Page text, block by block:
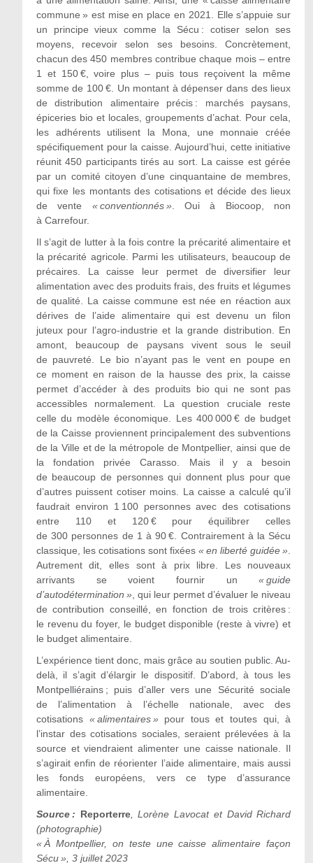
commune » est mise en place en 2021. Elle s’appuie sur
un principe vieux comme la Sécu : cotiser selon ses
moyens, recevoir selon ses besoins. Concrètement,
chacun des 450 membres contribue chaque mois – entre
1 et 150 €, voire plus – puis tous reçoivent la même
somme de 100 €. Un montant à dépenser dans des lieux
de distribution alimentaire précis : marchés paysans,
épiceries bio et locales, groupements d’achat. Pour cela,
les adhérents utilisent la Mona, une monnaie créée
spécifiquement pour la caisse. Aujourd’hui, cette initiative
réunit 450 participants tirés au sort. La caisse est gérée
par un comité citoyen d’une cinquantaine de membres,
qui fixe les montants des cotisations et décide des lieux
de vente « conventionnés » . Oui à Biocoop, non
à Carrefour.
Il s’agit de lutter à la fois contre la précarité alimentaire et
la précarité agricole. Parmi les utilisateurs, beaucoup de
précaires. La caisse leur permet de diversifier leur
alimentation avec des produits frais, des fruits et légumes
de qualité. La caisse commune est née en réaction aux
dérives de l’aide alimentaire qui est devenu un filon
juteux pour l’agro-industrie et la grande distribution. En
amont, beaucoup de paysans vivent sous le seuil
de pauvreté. Le bio n’ayant pas le vent en poupe en
ce moment en raison de la hausse des prix, la caisse
permet d’accéder à des produits bio qui ne sont pas
accessibles normalement. La question cruciale reste
celle du modèle économique. Les 400 000 € de budget
de la Caisse proviennent principalement des subventions
de la Ville et de la métropole de Montpellier, ainsi que de
la fondation privée Carasso. Mais il y a besoin
de beaucoup de personnes qui donnent plus pour que
d’autres puissent cotiser moins. La caisse a calculé qu’il
faudrait environ 1 100 personnes avec des cotisations
entre 110 et 120 € pour équilibrer celles
de 300 personnes de 1 à 90 €. Contrairement à la Sécu
classique, les cotisations sont fixées« en liberté guidée »
Autrement dit, elles sont à prix libre. Les nouveaux
arrivants se voient fournir un« guide
d’autodétermination » , qui leur permet d’évaluer le niveau
de contribution conseillé, en fonction de trois critères :
le revenu du foyer, le budget disponible (reste à vivre) et
le budget alimentaire.
L’expérience tient donc, mais grâce au soutien public. Au-
delà, il s’agit d’élargir le dispositif. D’abord, à tous les
Montpelliérains ; puis d’aller vers une Sécurité sociale
de l’alimentation à l’échelle nationale, avec des
cotisations « alimentaires » pour tous et toutes qui, à
l’instar des cotisations sociales, seraient prélevées à la
source et viendraient alimenter une caisse nationale. Il
s’agirait enfin de réorienter l’aide alimentaire, mais aussi
les fonds européens, vers ce type d’assurance
alimentaire.
Source : Reporterre, Lorène Lavocat et David Richard
(photographie)
« À Montpellier, on teste une caisse alimentaire façon
Sécu », 3 juillet 2023